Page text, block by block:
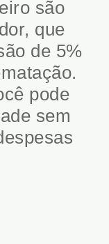
são
que
de 5%
pode
sem